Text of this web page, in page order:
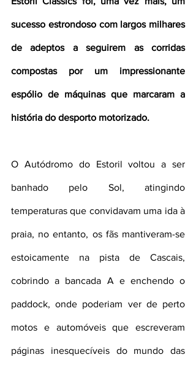
sucesso estrondoso com largos milhares
de adeptos a seguirem as corridas
compostas por um impressionante
espólio de máquinas que marcaram a
história do desporto motorizado.
O Autódromo do Estoril voltou a ser
banhado pelo Sol, atingindo
temperaturas que convidavam uma ida à
praia, no entanto, os fãs mantiveram-se
estoicamente na pista de Cascais,
cobrindo a bancada A e enchendo o
paddock, onde poderiam ver de perto
motos e automóveis que escreveram
páginas inesquecíveis do mundo das